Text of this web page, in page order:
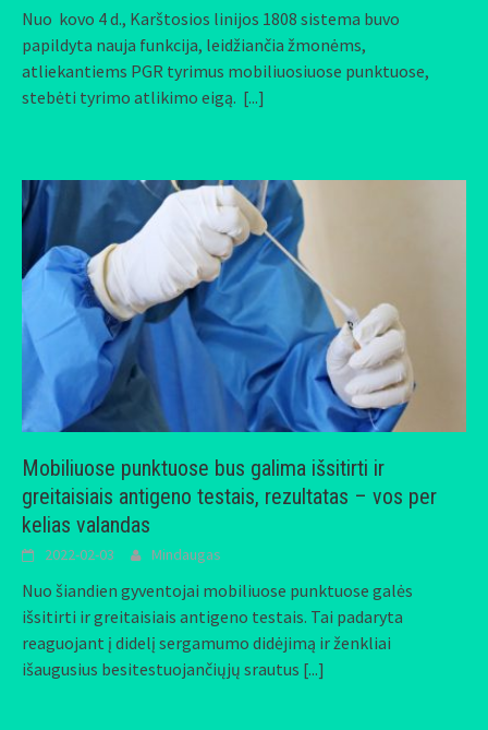
Nuo kovo 4 d., Karštosios linijos 1808 sistema buvo
papildyta nauja funkcija, leidžiančia žmonėms,
atliekantiems PGR tyrimus mobiliuosiuose punktuose,
stebėti tyrimo atlikimo eigą. [...]
Mobiliuose punktuose bus galima išsitirti ir
greitaisiais antigeno testais, rezultatas – vos per
kelias valandas
2022-02-03 Mindaugas
Nuo šiandien gyventojai mobiliuose punktuose galės
išsitirti ir greitaisiais antigeno testais. Tai padaryta
reaguojant į didelį sergamumo didėjimą ir ženkliai
išaugusius besitestuojančiųjų srautus [...]